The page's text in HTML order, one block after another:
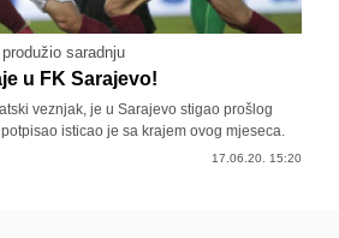
saradnju
u FK Sarajevo!
veznjak, je u Sarajevo stigao prošlog
isticao je sa krajem ovog mjeseca.
17.06.20. 15:20